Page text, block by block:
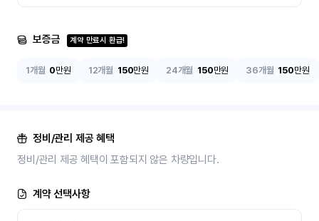
보증금 계약 만료시 환급!
1개월 0만원 12개월 150만원 24개월 150만원 36개월 150만원
정비/관리 제공 혜택
정비/관리 제공 혜택이 포함되지 않은 차량입니다.
계약 선택사항